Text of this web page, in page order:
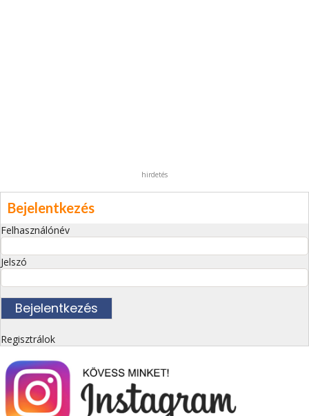
hirdetés
Bejelentkezés
Felhasználónév
Jelszó
Regisztrálok